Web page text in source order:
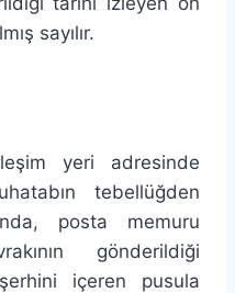
sayılır.
yeri adresinde
tebellüğden
posta memuru
gönderildiği
içeren pusula